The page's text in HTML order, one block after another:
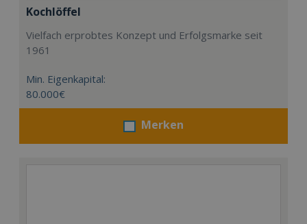
Kochlöffel
Vielfach erprobtes Konzept und Erfolgsmarke seit
1961
Min. Eigenkapital:
80.000€
Merken